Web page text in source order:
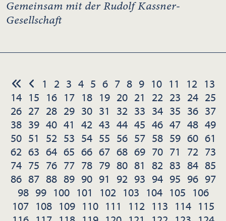
Gemeinsam mit der Rudolf Kassner-
Gesellschaft
1 2 3 4 5 6 7 8 9 10 11 12 13
14 15 16 17 18 19 20 21 22 23 24 25
26 27 28 29 30 31 32 33 34 35 36 37
38 39 40 41 42 43 44 45 46 47 48 49
50 51 52 53 54 55 56 57 58 59 60 61
62 63 64 65 66 67 68 69 70 71 72 73
74 75 76 77 78 79 80 81 82 83 84 85
86 87 88 89 90 91 92 93 94 95 96 97
98 99 100 101 102 103 104 105 106
107 108 109 110 111 112 113 114 115